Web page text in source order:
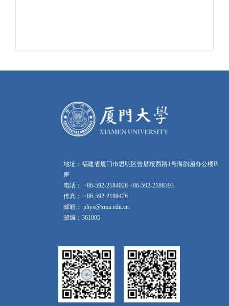
地址：福建省厦门市思明区曾厝垵西路1号海韵园办公楼B
座
电话： +86-592-2184026 +86-592-2186393
传真： +86-592-2189426
邮箱： phys@xmu.edu.cn
邮编：361005